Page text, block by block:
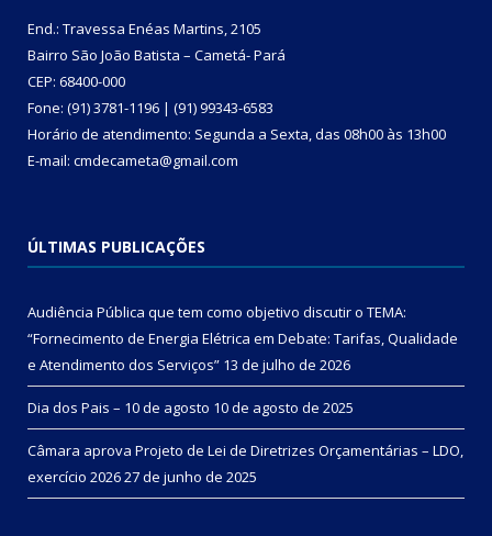
End.: Travessa Enéas Martins, 2105
Bairro São João Batista – Cametá- Pará
CEP: 68400-000
Fone: (91) 3781-1196 | (91) 99343-6583
Horário de atendimento: Segunda a Sexta, das 08h00 às 13h00
E-mail: cmdecameta@gmail.com
ÚLTIMAS PUBLICAÇÕES
Audiência Pública que tem como objetivo discutir o TEMA:
“Fornecimento de Energia Elétrica em Debate: Tarifas, Qualidade
e Atendimento dos Serviços” 13 de julho de 2026
Dia dos Pais – 10 de agosto 10 de agosto de 2025
Câmara aprova Projeto de Lei de Diretrizes Orçamentárias – LDO,
exercício 202627 de junho de 2025